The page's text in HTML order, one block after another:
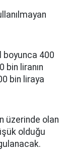
boyunca 400
bin liranın
bin liraya
üzerinde olan
olduğu